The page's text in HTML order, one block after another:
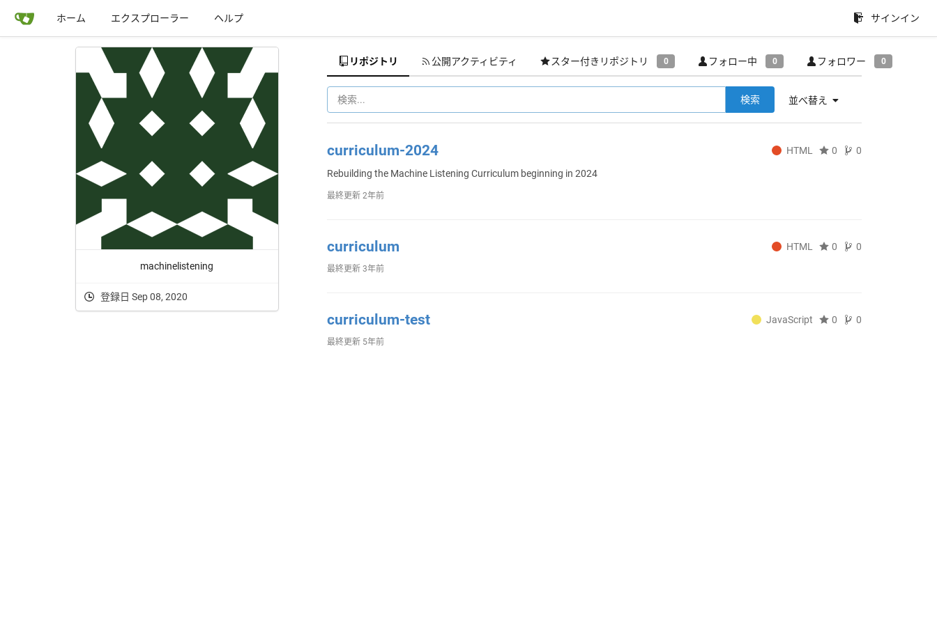
ホーム エクスプローラー ヘルプ サインイン
machinelistening
登録日 Sep 08, 2020
リポジトリ 公開アクティビティ スター付きリポジトリ 0 フォロー中 0 フォロワー 0
並べ替え
検索
curriculum-2024 HTML 0 0
Rebuilding the Machine Listening Curriculum beginning in 2024
最終更新2年前
curriculum HTML 0 0
最終更新3年前
curriculum-test JavaScript 0 0
最終更新 5年前